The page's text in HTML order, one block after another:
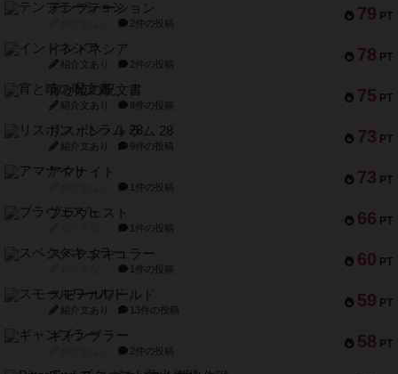
79 PT
テンプテーション
2件の投稿
78 PT
インドネシア
紹介文あり 2件の投稿
75 PT
宵と暁の呪文書
紹介文あり 8件の投稿
73 PT
リスボン・トラム 28
紹介文あり 9件の投稿
73 PT
アマナイト
1件の投稿
66 PT
ブラヴェスト
1件の投稿
60 PT
スペクタキュラー
1件の投稿
59 PT
スモールワールド
紹介文あり 13件の投稿
58 PT
ギャンブラー
2件の投稿